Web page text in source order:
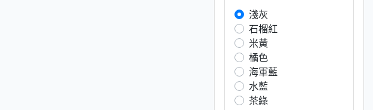
淺灰
石榴紅
米黃
橘色
海軍藍
水藍
茶綠